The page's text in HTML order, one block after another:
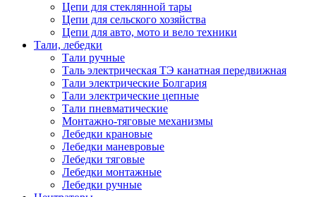
Цепи для стеклянной тары
Цепи для сельского хозяйства
Цепи для авто, мото и вело техники
Тали, лебедки
Тали ручные
Таль электрическая ТЭ канатная передвижная
Тали электрические Болгария
Тали электрические цепные
Тали пневматические
Монтажно-тяговые механизмы
Лебедки крановые
Лебедки маневровые
Лебедки тяговые
Лебедки монтажные
Лебедки ручные